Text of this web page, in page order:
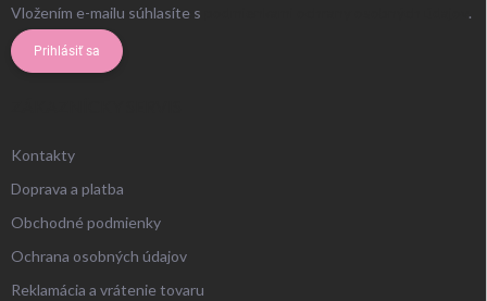
Vložením e-mailu súhlasíte s .
Prihlásiť sa
Kontakty
Doprava a platba
Obchodné podmienky
Ochrana osobných údajov
Reklamácia a vrátenie tovaru